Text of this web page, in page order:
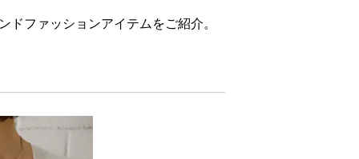
ドファッションアイテムをご紹介。